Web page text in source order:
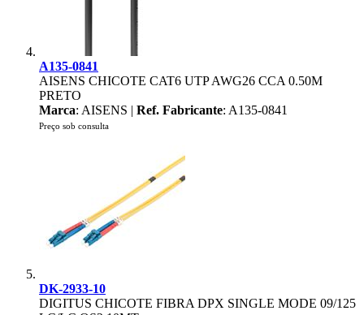
A135-0841
AISENS CHICOTE CAT6 UTP AWG26 CCA 0.50M
PRETO
Marca: AISENS | Ref. Fabricante: A135-0841
Preço sob consulta
DK-2933-10
DIGITUS CHICOTE FIBRA DPX SINGLE MODE 09/125